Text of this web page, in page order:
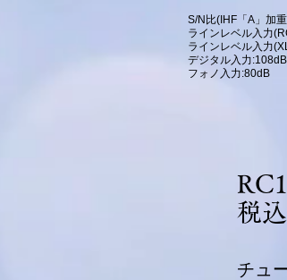
S/N比(IHF「A」加
ラインレベル入力
ラインレベル入力
デジタル入力:108dB
フォノ入力:80dB
税
チュ